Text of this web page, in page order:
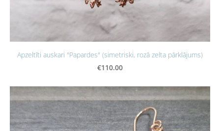
Apzeltīti auskari "Papardes" (simetriski, rozā zelta pārklājums)
€110.00